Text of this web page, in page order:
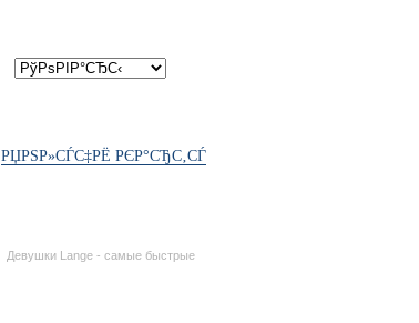
РЏРЅР»СЃС‡РЁ РЄР°СЂС‚СЃ
Девушки Lange - самые быстрые